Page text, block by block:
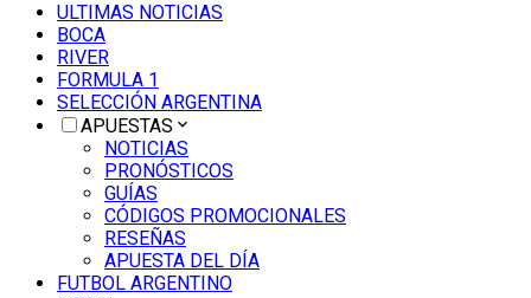
ULTIMAS NOTICIAS
BOCA
RIVER
FORMULA 1
SELECCIÓN ARGENTINA
APUESTAS
NOTICIAS
PRONÓSTICOS
GUÍAS
CÓDIGOS PROMOCIONALES
RESEÑAS
APUESTA DEL DÍA
FUTBOL ARGENTINO